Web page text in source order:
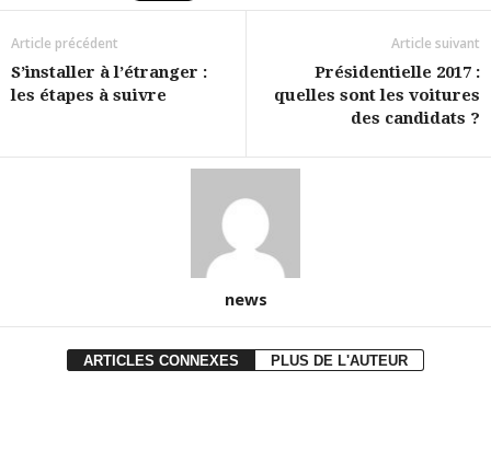
Article précédent
S’installer à l’étranger :
les étapes à suivre
Article suivant
Présidentielle 2017 :
quelles sont les voitures
des candidats ?
news
ARTICLES CONNEXES PLUS DE L'AUTEUR